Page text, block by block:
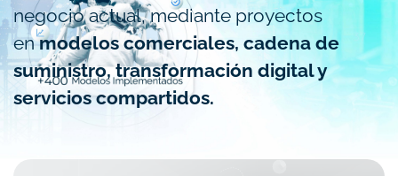
negocio actual, mediante proyectos
enmodelos comerciales, cadena de
suministro, transformación digital y
servicios compartidos.